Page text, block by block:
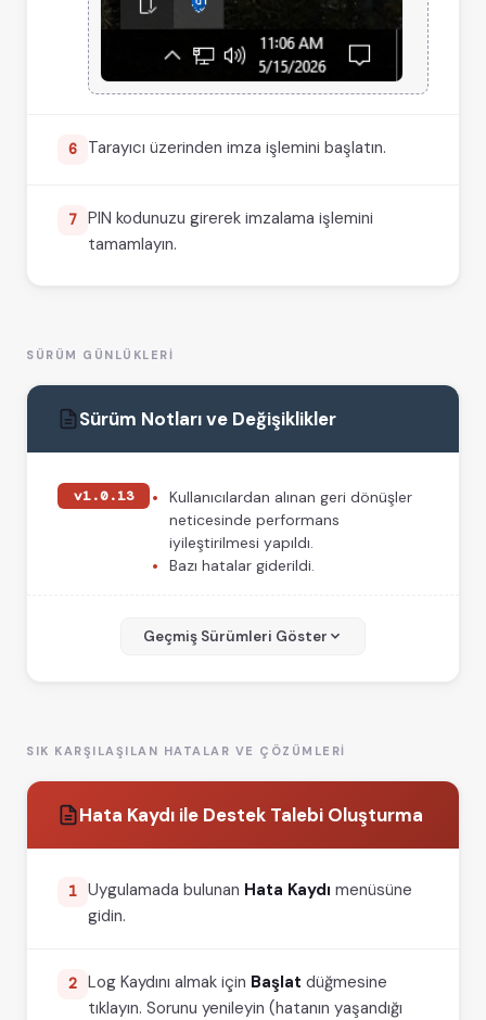
6 Tarayıcı üzerinden imza işlemini başlatın.
7 PIN kodunuzu girerek imzalama işlemini
tamamlayın.
SÜRÜM GÜNLÜKLERI
Sürüm Notları ve Değişiklikler
v1.0.13
Kullanıcılardan alınan geri dönüşler
neticesinde performans
iyileştirilmesi yapıldı.
Bazı hatalar giderildi.
Ubuntu
kurulmadığı zamanlarda yaşanılan
iyileştirmeler yapıldı.
🐧Linux Ubuntu
Windows
macOS (Intel)
macOS (M Serisi)
v1.0.9
🐧Linux Ubuntu
Windows
Geçmiş Sürümleri Göster
SIK KARŞILAŞILAN HATALAR VE ÇÖZÜMLERI
Hata Kaydı ile Destek Talebi Oluşturma
1 Uygulamada bulunan Hata Kaydı menüsüne
gidin.
2 Log Kaydını almak için Başlat düğmesine
tıklayın. Sorunu yenileyin (hatanın yaşandığı